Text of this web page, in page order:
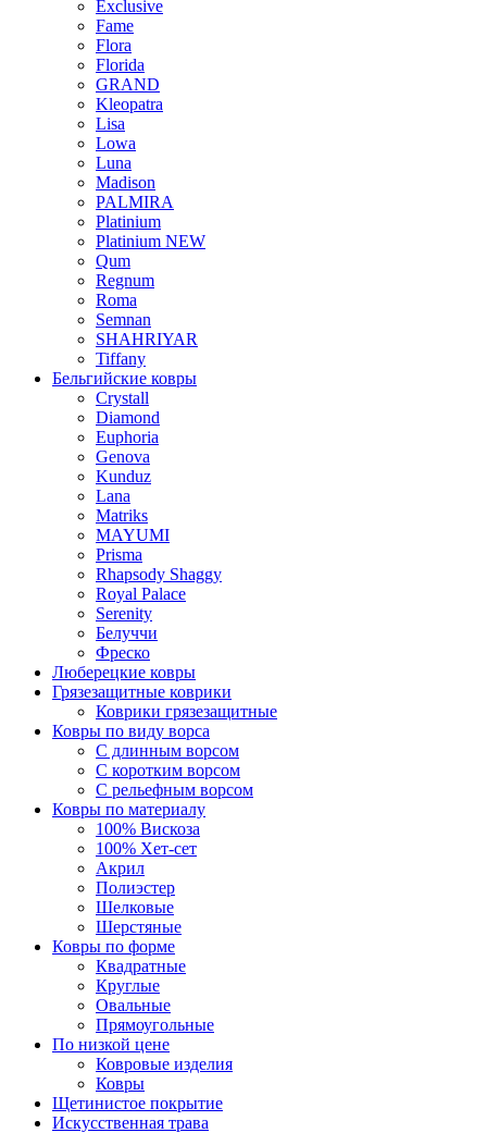
Exclusive
Fame
Flora
Florida
GRAND
Kleopatra
Lisa
Lowa
Luna
Madison
PALMIRA
Platinium
Platinium NEW
Qum
Regnum
Roma
Semnan
SHAHRIYAR
Tiffany
Бельгийские ковры
Crystall
Diamond
Euphoria
Genova
Kunduz
Lana
Matriks
MAYUMI
Prisma
Rhapsody Shaggy
Royal Palace
Serenity
Белуччи
Фреско
Люберецкие ковры
Грязезащитные коврики
Коврики грязезащитные
Ковры по виду ворса
С длинным ворсом
С коротким ворсом
С рельефным ворсом
Ковры по материалу
100% Вискоза
100% Хет-сет
Акрил
Полиэстер
Шелковые
Шерстяные
Ковры по форме
Квадратные
Круглые
Овальные
Прямоугольные
По низкой цене
Ковровые изделия
Ковры
Щетинистое покрытие
Искусственная трава